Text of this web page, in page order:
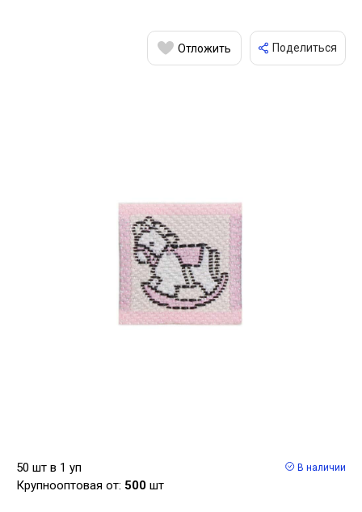
Отложить Поделиться
50 шт в 1 уп
Крупнооптовая от: 500 шт
В наличии